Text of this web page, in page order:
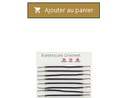
 Ajouter au panier